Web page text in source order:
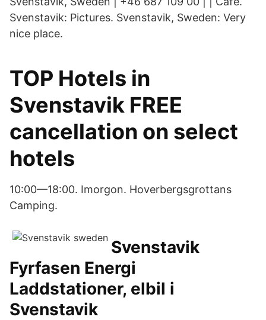
Svenstavik: Pictures. Svenstavik, Sweden: Very
nice place.
TOP Hotels in
Svenstavik FREE
cancellation on select
hotels
10:00—18:00. Imorgon. Hoverbergsgrottans
Camping.
Svenstavik
Fyrfasen Energi
Laddstationer, elbil i
Svenstavik